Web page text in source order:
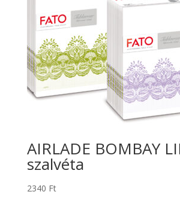
AIRLADE BOMBAY
szalvéta
2340 Ft